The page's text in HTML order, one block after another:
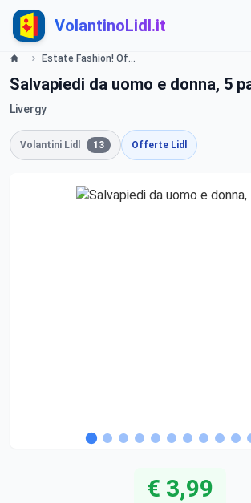
VolantinoLidl.it
Estate Fashion! Offerte valide da lunedì 1 luglio 2019 Lidl
Salvapiedi da uomo e donna, 5
Livergy
Volantini Lidl 13 Offerte Lidl
€ 3,99